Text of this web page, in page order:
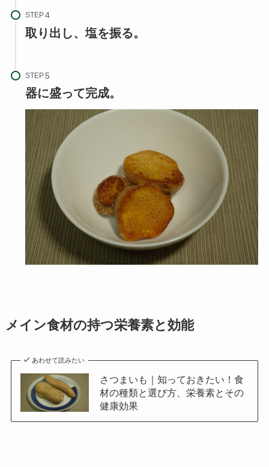
STEP
取り出し、塩を振る。
STEP
器に盛って完成。
メイン食材の持つ栄養素と効能
あわせて読みたい
さつまいも｜知っておきたい！食
材の種類と選び方、栄養素とその
健康効果